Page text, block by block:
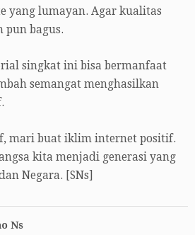
yang lumayan. Agar kualitas
pun bagus.
singkat ini bisa bermanfaat
semangat menghasilkan
mari buat iklim internet positif.
kita menjadi generasi yang
Negara. [SNs]
Ns